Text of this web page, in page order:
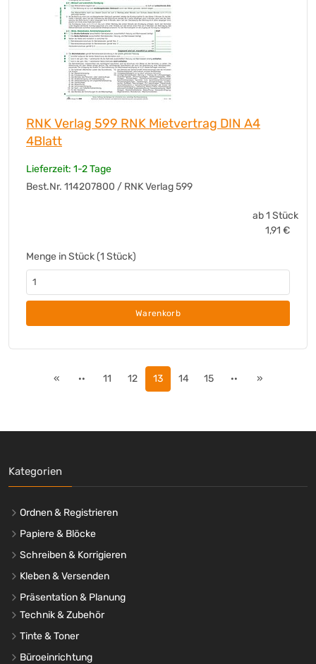
RNK Verlag 599 RNK Mietvertrag DIN A4
4Blatt
Lieferzeit: 1-2 Tage
Best.Nr. 114207800 / RNK Verlag 599
ab 1 Stück
1,91 €
Menge in Stück (1 Stück)
Warenkorb
« ·· 11 12 13 14 15 ·· »
Kategorien
Ordnen & Registrieren
Papiere & Blöcke
Schreiben & Korrigieren
Kleben & Versenden
Präsentation & Planung
Technik & Zubehör
Tinte & Toner
Büroeinrichtung